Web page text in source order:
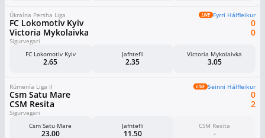
Úkraína Persha Liga Fyrri Hálfleikur
FC Lokomotiv Kyiv
Victoria Mykolaivka
0
0
Sigurvegari
FC Lokomotiv Kyiv
2.65
Jafntefli
2.35
Victoria Mykolaivka
3.05
Rúmenía Liga II Seinni Hálfleikur
Csm Satu Mare
CSM Resita
0
2
Sigurvegari
Csm Satu Mare
23.00
Jafntefli
11.50
CSM Resita
-